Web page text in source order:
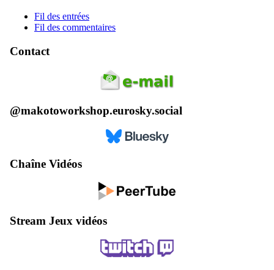
Fil des entrées
Fil des commentaires
Contact
@makotoworkshop.eurosky.social
Chaîne Vidéos
Stream Jeux vidéos